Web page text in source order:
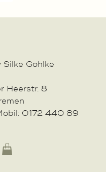
Silke Gohlke
Heerstr. 8
0172 440 89